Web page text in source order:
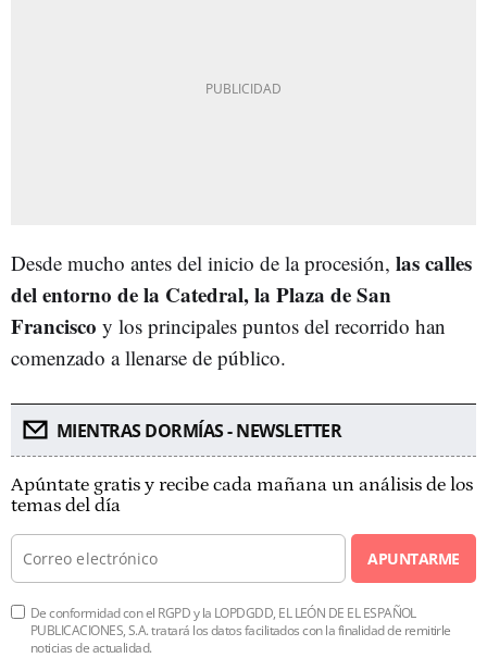
Desde mucho antes del inicio de la procesión, las calles
del entorno de la Catedral, la Plaza de San
Francisco y los principales puntos del recorrido han
comenzado a llenarse de público.
MIENTRAS DORMÍAS - NEWSLETTER
Apúntate gratis y recibe cada mañana un análisis de los
temas del día
APUNTARME
De conformidad con el RGPD y la LOPDGDD, EL LEÓN DE EL ESPAÑOL
PUBLICACIONES, S.A. tratará los datos facilitados con la finalidad de remitirle
noticias de actualidad.